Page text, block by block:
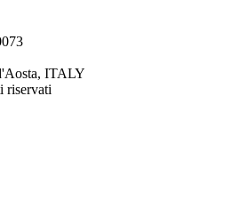
ITALY
riservati